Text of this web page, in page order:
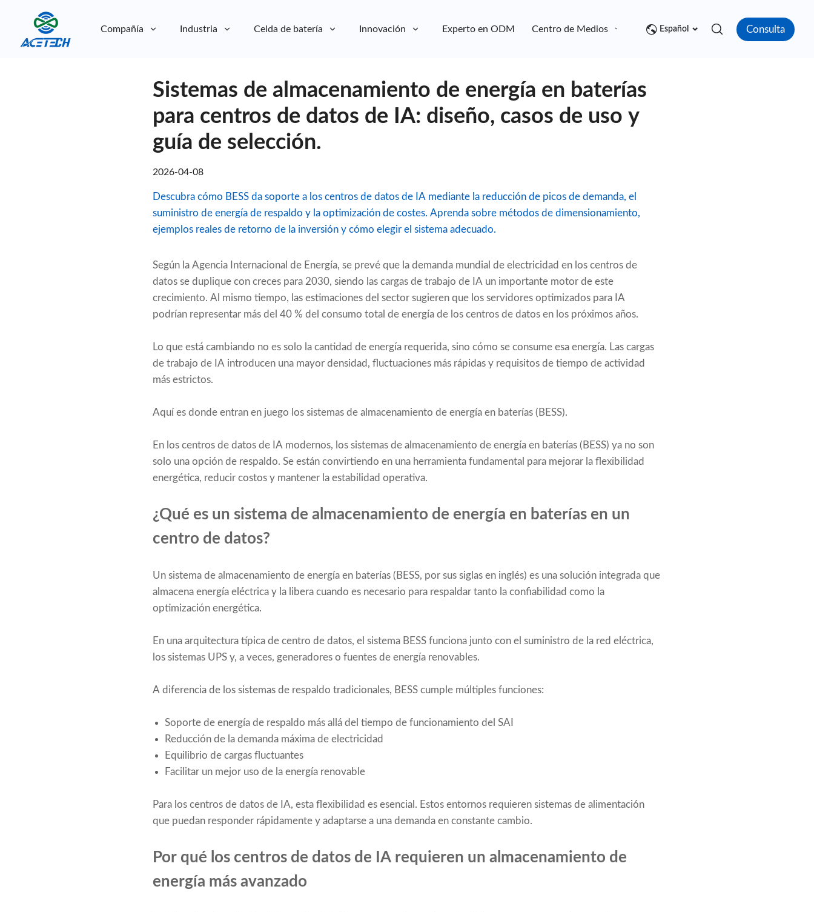
Compañía Industria Celda de batería Innovación Experto en ODM Centro de Medios Contacto
Español Consulta
Sistemas de almacenamiento de energía en baterías
para centros de datos de IA: diseño, casos de uso y
guía de selección.
2026-04-08
Descubra cómo BESS da soporte a los centros de datos de IA mediante la reducción de picos de demanda, el
suministro de energía de respaldo y la optimización de costes. Aprenda sobre métodos de dimensionamiento,
ejemplos reales de retorno de la inversión y cómo elegir el sistema adecuado.
Según la Agencia Internacional de Energía, se prevé que la demanda mundial de electricidad en los centros de
datos se duplique con creces para 2030, siendo las cargas de trabajo de IA un importante motor de este
crecimiento. Al mismo tiempo, las estimaciones del sector sugieren que los servidores optimizados para IA
podrían representar más del 40 % del consumo total de energía de los centros de datos en los próximos años.
Lo que está cambiando no es solo la cantidad de energía requerida, sino cómo se consume esa energía. Las cargas
de trabajo de IA introducen una mayor densidad, fluctuaciones más rápidas y requisitos de tiempo de actividad
más estrictos.
Aquí es donde entran en juego los sistemas de almacenamiento de energía en baterías (BESS).
En los centros de datos de IA modernos, los sistemas de almacenamiento de energía en baterías (BESS) ya no son
solo una opción de respaldo. Se están convirtiendo en una herramienta fundamental para mejorar la flexibilidad
energética, reducir costos y mantener la estabilidad operativa.
¿Qué es un sistema de almacenamiento de energía en baterías en un
centro de datos?
Un sistema de almacenamiento de energía en baterías (BESS, por sus siglas en inglés) es una solución integrada que
almacena energía eléctrica y la libera cuando es necesario para respaldar tanto la confiabilidad como la
optimización energética.
En una arquitectura típica de centro de datos, el sistema BESS funciona junto con el suministro de la red eléctrica,
los sistemas UPS y, a veces, generadores o fuentes de energía renovables.
A diferencia de los sistemas de respaldo tradicionales, BESS cumple múltiples funciones:
Soporte de energía de respaldo más allá del tiempo de funcionamiento del SAI
Reducción de la demanda máxima de electricidad
Equilibrio de cargas fluctuantes
Facilitar un mejor uso de la energía renovable
Para los centros de datos de IA, esta flexibilidad es esencial. Estos entornos requieren sistemas de alimentación
que puedan responder rápidamente y adaptarse a una demanda en constante cambio.
Por qué los centros de datos de IA requieren un almacenamiento de
energía más avanzado